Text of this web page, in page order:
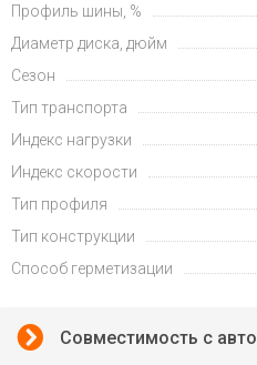
Профиль шины, %
Диаметр диска, дюйм
Сезон
Тип транспорта
Индекс нагрузки
Индекс скорости
Тип профиля
Тип конструкции
Способ герметизации
Совместимость с авто